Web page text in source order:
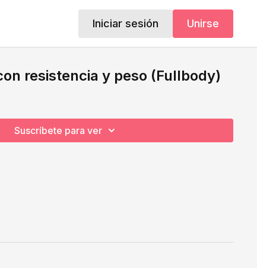
Iniciar sesión Unirse
resistencia y peso (Fullbody)
Suscríbete para ver